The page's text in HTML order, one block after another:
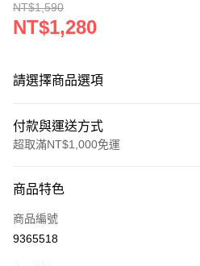
NT$1,590
NT$1,280
請選擇商品選項
付款與運送方式
超取滿NT$1,000免運
信用卡一次付款
超商取貨付款
商品特色
商品編號
9365518